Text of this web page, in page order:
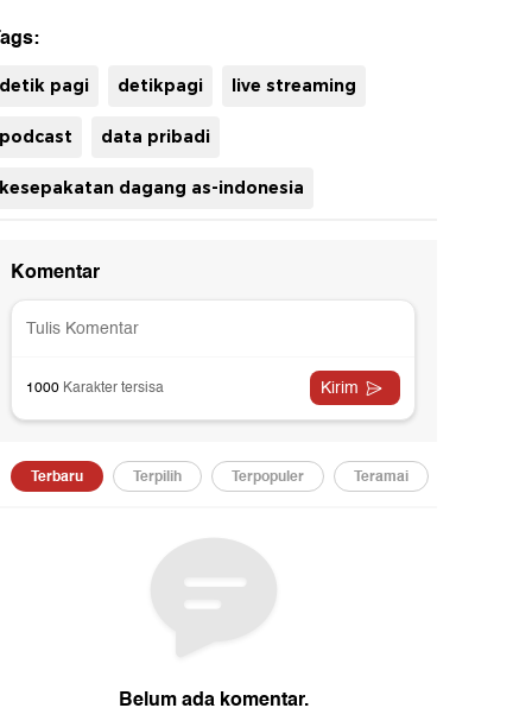
detik pagi detikpagi live streaming
podcast data pribadi
kesepakatan dagang as-indonesia